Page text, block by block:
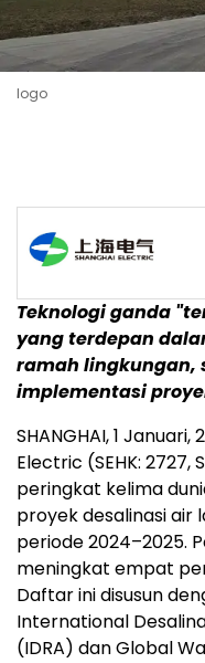
logo
Teknologi ganda
yang terdepan
ramah lingkungan,
implementasi
SHANGHAI,1 Januari,
Electric (SEHK: 2727,
peringkat kelima
proyek desalinasi air
periode 2024–2025.
meningkat empat
Daftar ini disusun
International
(IDRA) dan Global